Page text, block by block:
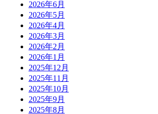
2026年6月
2026年5月
2026年4月
2026年3月
2026年2月
2026年1月
2025年12月
2025年11月
2025年10月
2025年9月
2025年8月